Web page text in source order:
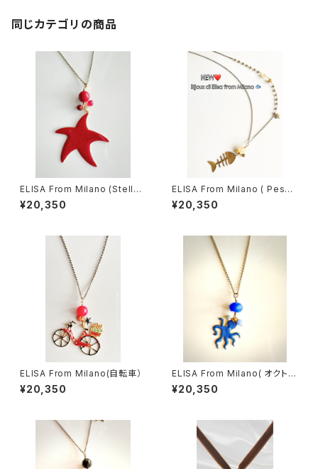
同じカテゴリの商品
ELISA From Milano (Stella
Marina)
¥20,350
ELISA From Milano ( Pesc
e)
¥20,350
ELISA From Milano(自転車）
¥20,350
ELISA From Milano( オクトパ
ス/Blu)
¥20,350